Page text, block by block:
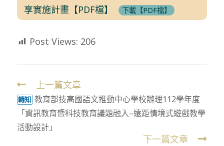
享實施計畫【PDF檔】
下載【PDF檔】
Post Views: 206
Read
more
articles
上一篇文章
轉知 教育部技高國語文推動中心學校辦理112學年度
「資訊教育暨科技教育議題融入–遠距情境式遊戲教學
活動設計」
下一篇文章